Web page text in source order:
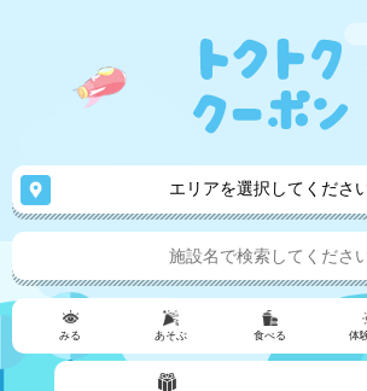
エリアを選択してくださ
みる あそぶ 食べる 体